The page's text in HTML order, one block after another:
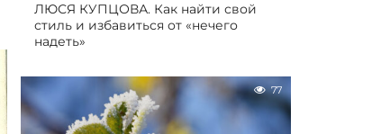
ЛЮСЯ КУПЦОВА. Как найти свой
стиль и избавиться от «нечего
надеть»
77